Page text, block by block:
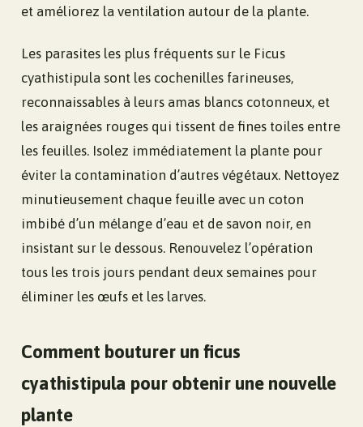
et améliorez la ventilation autour de la plante.
Les parasites les plus fréquents sur le Ficus
cyathistipula sont les cochenilles farineuses,
reconnaissables à leurs amas blancs cotonneux, et
les araignées rouges qui tissent de fines toiles entre
les feuilles. Isolez immédiatement la plante pour
éviter la contamination d’autres végétaux. Nettoyez
minutieusement chaque feuille avec un coton
imbibé d’un mélange d’eau et de savon noir, en
insistant sur le dessous. Renouvelez l’opération
tous les trois jours pendant deux semaines pour
éliminer les œufs et les larves.
Comment bouturer un ficus
cyathistipula pour obtenir une nouvelle
plante